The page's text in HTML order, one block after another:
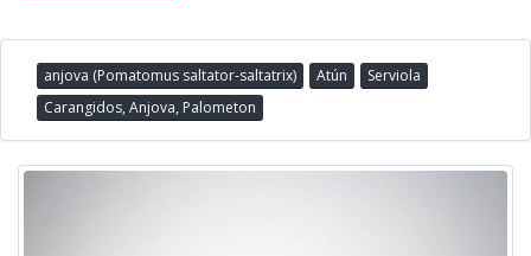
anjova (Pomatomus saltator-saltatrix) Atún
Serviola
Carangidos, Anjova, Palometon